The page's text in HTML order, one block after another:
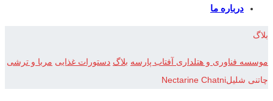
درباره ما
بلاگ
موسسه فناوری و هتلداری آفتاب پارسه بلاگ دستورات غذایی مربا و ترشی
چاتنی شلیلNectarine Chatni